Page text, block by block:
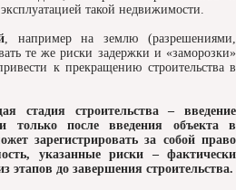
такой недвижимости.
, например на землю (разрешениями,
те же риски задержки и «заморозки»
к прекращению строительства в
стадия строительства – введение
только после введения объекта в
зарегистрировать за собой право
указанные риски – фактически
этапов до завершения строительства.